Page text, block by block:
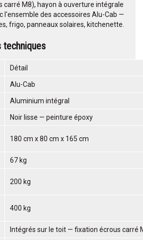
carré M8), hayon à ouverture intégrale
l'ensemble des accessoires Alu-Cab —
frigo, panneaux solaires, kitchenette.
techniques
Détail
Alu-Cab
Aluminium intégral
Noir lisse — peinture époxy
180 cm x 80 cm x 165 cm
67 kg
200 kg
400 kg
Intégrés sur le toit — fixation écrous carré